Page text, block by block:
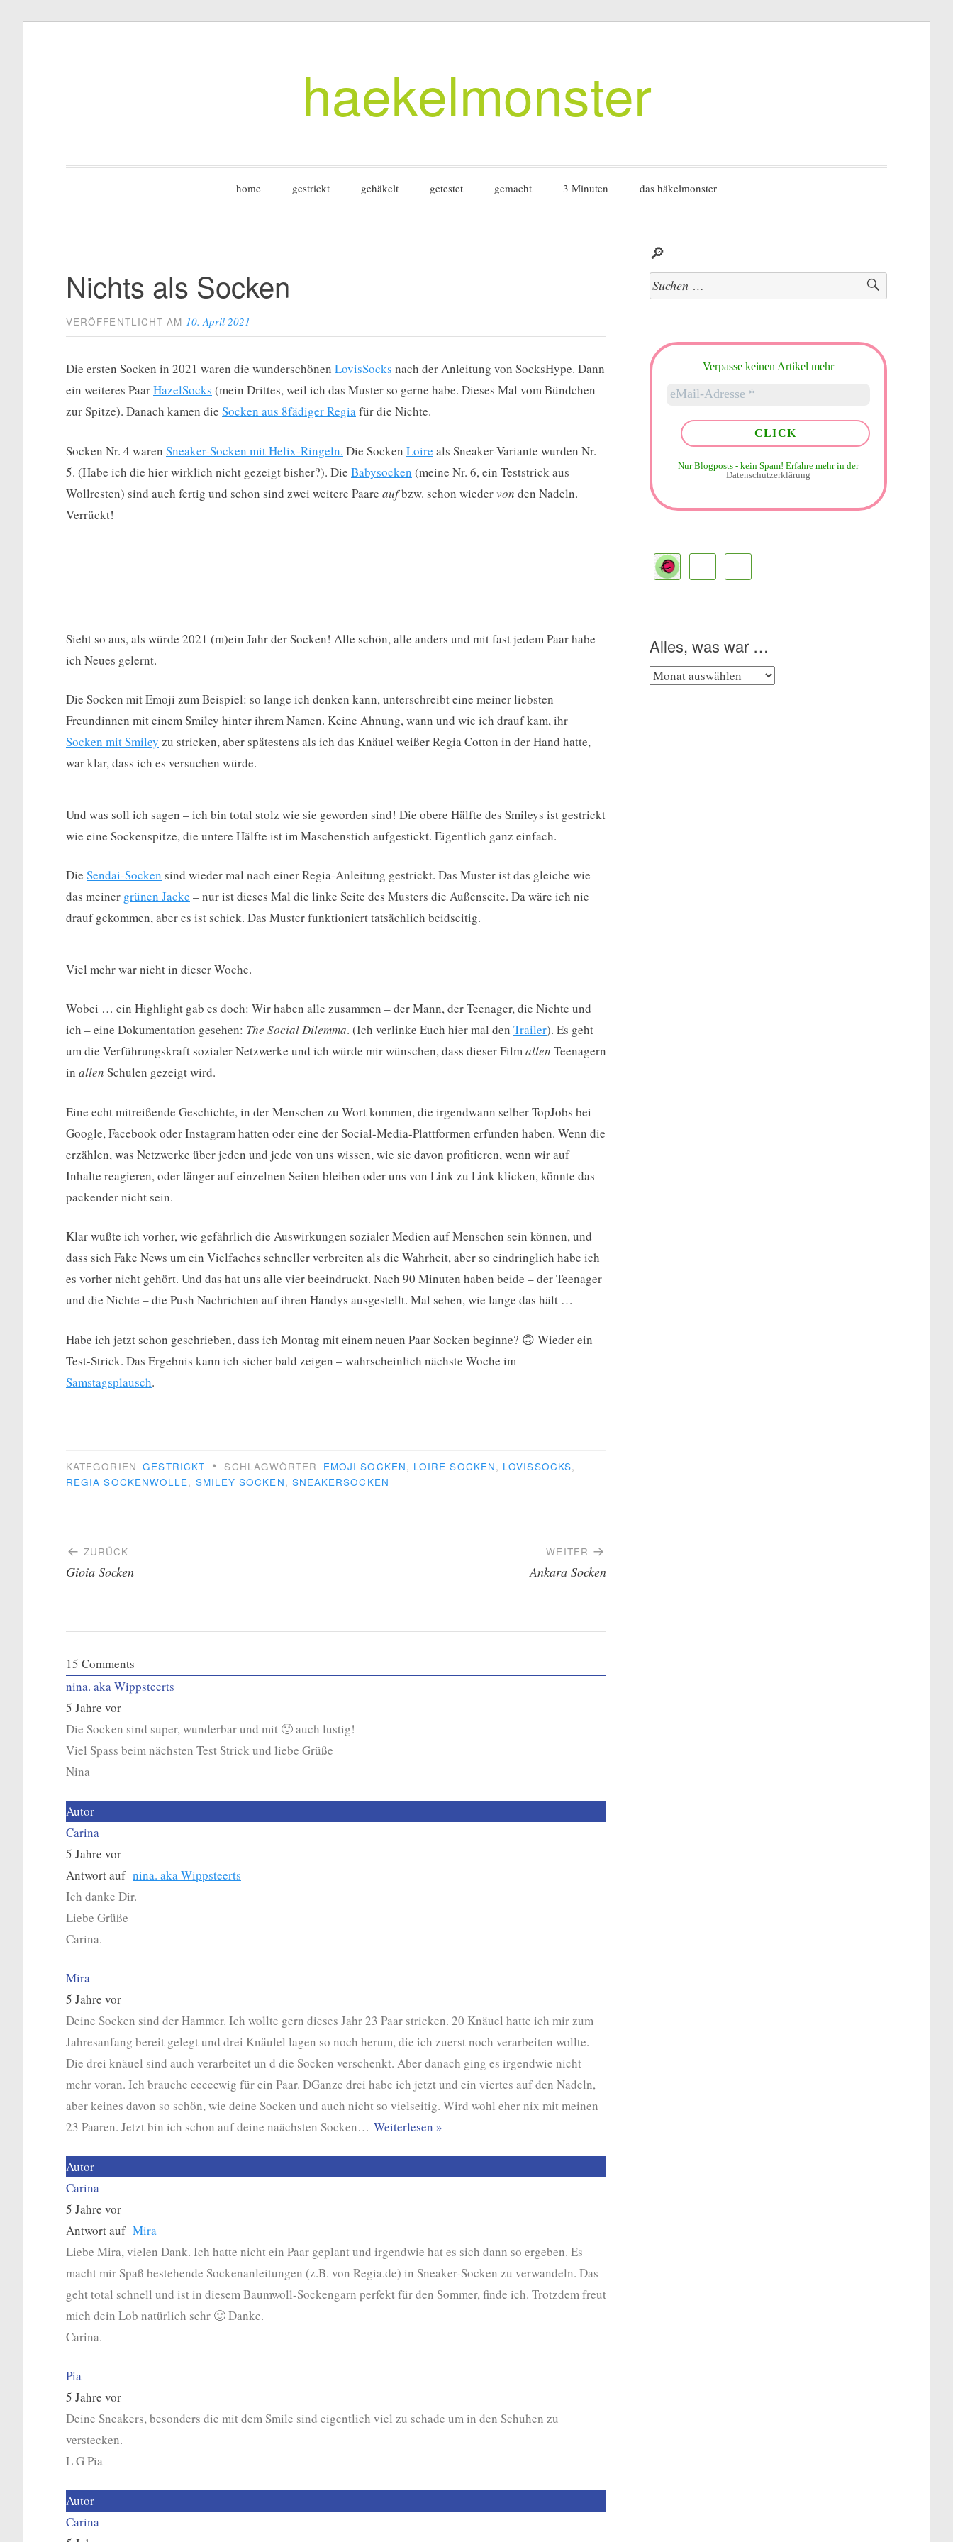
haekelmonster
home gestrickt gehäkelt getestet gemacht 3 Minuten das häkelmonster
Nichts als Socken
VERÖFFENTLICHT AM 10. April 2021
Die ersten Socken in 2021 waren die wunderschönen LovisSocks nach der Anleitung von SocksHype. Dann
ein weiteres PaarHazelSocks (mein Drittes, weil ich das Muster so gerne habe. Dieses Mal vom Bündchen
zur Spitze). Danach kamen die Socken aus 8fädiger Regiafür die Nichte.
Socken Nr. 4 waren Sneaker-Socken mit Helix-Ringeln. Die Socken Loire als Sneaker-Variante wurden Nr.
5. (Habe ich die hier wirklich nicht gezeigt bisher?). Die Babysocken (meine Nr. 6, ein Teststrick aus
Wollresten) sind auch fertig und schon sind zwei weitere Paare aufbzw. schon wiedervon den Nadeln.
Verrückt!
Sieht so aus, als würde 2021 (m)ein Jahr der Socken! Alle schön, alle anders und mit fast jedem Paar habe
ich Neues gelernt.
Die Socken mit Emoji zum Beispiel: so lange ich denken kann, unterschreibt eine meiner liebsten
Freundinnen mit einem Smiley hinter ihrem Namen. Keine Ahnung, wann und wie ich drauf kam, ihr
Socken mit Smiley zu stricken, aber spätestens als ich das Knäuel weißer Regia Cotton in der Hand hatte,
war klar, dass ich es versuchen würde.
Und was soll ich sagen – ich bin total stolz wie sie geworden sind! Die obere Hälfte des Smileys ist gestrickt
wie eine Sockenspitze, die untere Hälfte ist im Maschenstich aufgestickt. Eigentlich ganz einfach.
Die Sendai-Socken sind wieder mal nach einer Regia-Anleitung gestrickt. Das Muster ist das gleiche wie
das meiner grünen Jacke – nur ist dieses Mal die linke Seite des Musters die Außenseite. Da wäre ich nie
drauf gekommen, aber es ist schick. Das Muster funktioniert tatsächlich beidseitig.
Viel mehr war nicht in dieser Woche.
Wobei … ein Highlight gab es doch: Wir haben alle zusammen – der Mann, der Teenager, die Nichte und
ich – eine Dokumentation gesehen: The Social Dilemma. (Ich verlinke Euch hier mal den Trailer). Es geht
um die Verführungskraft sozialer Netzwerke und ich würde mir wünschen, dass dieser Filmallen Teenagern
in allen Schulen gezeigt wird.
Eine echt mitreißende Geschichte, in der Menschen zu Wort kommen, die irgendwann selber TopJobs bei
Google, Facebook oder Instagram hatten oder eine der Social-Media-Plattformen erfunden haben. Wenn die
erzählen, was Netzwerke über jeden und jede von uns wissen, wie sie davon profitieren, wenn wir auf
Inhalte reagieren, oder länger auf einzelnen Seiten bleiben oder uns von Link zu Link klicken, könnte das
packender nicht sein.
Klar wußte ich vorher, wie gefährlich die Auswirkungen sozialer Medien auf Menschen sein können, und
dass sich Fake News um ein Vielfaches schneller verbreiten als die Wahrheit, aber so eindringlich habe ich
es vorher nicht gehört. Und das hat uns alle vier beeindruckt. Nach 90 Minuten haben beide – der Teenager
und die Nichte – die Push Nachrichten auf ihren Handys ausgestellt. Mal sehen, wie lange das hält …
Habe ich jetzt schon geschrieben, dass ich Montag mit einem neuen Paar Socken beginne? 🙃 Wieder ein
Test-Strick. Das Ergebnis kann ich sicher bald zeigen – wahrscheinlich nächste Woche im
Samstagsplausch.
KATEGORIEN GESTRICKT • SCHLAGWÖRTER EMOJI SOCKEN, LOIRE SOCKEN, LOVISSOCKS,
REGIA SOCKENWOLLE, SMILEY SOCKEN, SNEAKERSOCKEN
Beitragsnavigation
ZURÜCK
Gioia Socken
WEITER
Ankara Socken
15 Comments
nina. aka Wippsteerts
5 Jahre vor
Die Socken sind super, wunderbar und mit 🙂 auch lustig!
Viel Spass beim nächsten Test Strick und liebe Grüße
Nina
Autor
Carina
5 Jahre vor
Antwort auf nina. aka Wippsteerts
Ich danke Dir.
Liebe Grüße
Carina.
Mira
5 Jahre vor
Deine Socken sind der Hammer. Ich wollte gern dieses Jahr 23 Paar stricken. 20 Knäuel hatte ich mir zum
Jahresanfang bereit gelegt und drei Knäulel lagen so noch herum, die ich zuerst noch verarbeiten wollte.
Die drei knäuel sind auch verarbeitet un d die Socken verschenkt. Aber danach ging es irgendwie nicht
mehr voran. Ich brauche eeeeewig für ein Paar. DGanze drei habe ich jetzt und ein viertes auf den Nadeln,
aber keines davon so schön, wie deine Socken und auch nicht so vielseitig. Wird wohl eher nix mit meinen
23 Paaren. Jetzt bin ich schon auf deine naächsten Socken… Weiterlesen »
Autor
Carina
5 Jahre vor
Antwort auf Mira
Liebe Mira, vielen Dank. Ich hatte nicht ein Paar geplant und irgendwie hat es sich dann so ergeben. Es
macht mir Spaß bestehende Sockenanleitungen (z.B. von Regia.de) in Sneaker-Socken zu verwandeln. Das
geht total schnell und ist in diesem Baumwoll-Sockengarn perfekt für den Sommer, finde ich. Trotzdem freut
mich dein Lob natürlich sehr 🙂 Danke.
Carina.
Pia
5 Jahre vor
Deine Sneakers, besonders die mit dem Smile sind eigentlich viel zu schade um in den Schuhen zu
verstecken.
L G Pia
Autor
Carina
🔎
Suchen
nach:
Verpasse keinen Artikel mehr
Nur Blogposts - kein Spam! Erfahre mehr in der
Datenschutzerklärung
Alles, was war …
Alles,